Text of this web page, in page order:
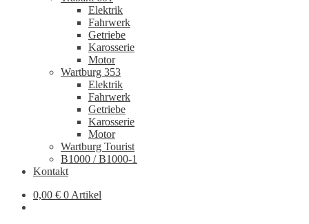
Elektrik
Fahrwerk
Getriebe
Karosserie
Motor
Wartburg 353
Elektrik
Fahrwerk
Getriebe
Karosserie
Motor
Wartburg Tourist
B1000 / B1000-1
Kontakt
0,00 € 0 Artikel